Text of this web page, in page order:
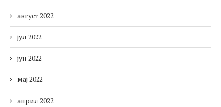
август 2022
јул 2022
јун 2022
мај 2022
април 2022